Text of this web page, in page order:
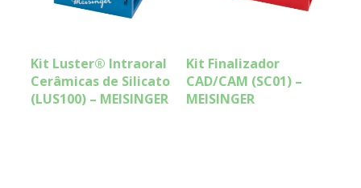
Kit Luster® Intraoral
Cerâmicas de Silicato
(LUS100) – MEISINGER
Kit Finalizador
CAD/CAM (SC01) –
MEISINGER